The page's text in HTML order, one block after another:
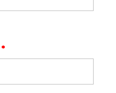
*